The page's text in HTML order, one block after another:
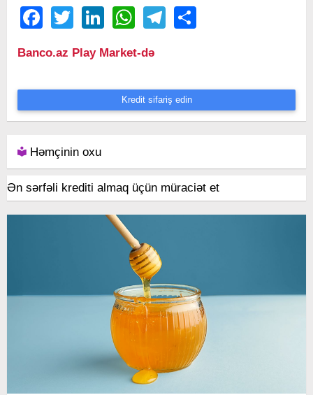
FacebookTwitter LinkedIn WhatsAppTelegram
Banco.az Play Market-də
Kredit sifariş edin
Həmçinin oxu
Ən sərfəli krediti almaq üçün müraciət et